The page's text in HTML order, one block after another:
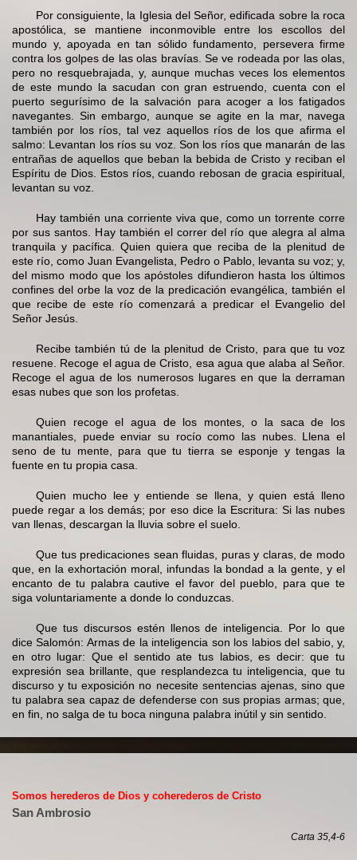
Por consiguiente, la Iglesia del Señor, edificada sobre la roca
apostólica, se mantiene inconmovible entre los escollos del
mundo y, apoyada en tan sólido fundamento, persevera firme
contra los golpes de las olas bravías. Se ve rodeada por las olas,
pero no resquebrajada, y, aunque muchas veces los elementos
de este mundo la sacudan con gran estruendo, cuenta con el
puerto segurísimo de la salvación para acoger a los fatigados
navegantes. Sin embargo, aunque se agite en la mar, navega
también por los ríos, tal vez aquellos ríos de los que afirma el
salmo: Levantan los ríos su voz. Son los ríos que manarán de las
entrañas de aquellos que beban la bebida de Cristo y reciban el
Espíritu de Dios. Estos ríos, cuando rebosan de gracia espiritual,
levantan su voz.
Hay también una corriente viva que, como un torrente corre
por sus santos. Hay también el correr del río que alegra al alma
tranquila y pacífica. Quien quiera que reciba de la plenitud de
este río, como Juan Evangelista, Pedro o Pablo, levanta su voz; y,
del mismo modo que los apóstoles difundieron hasta los últimos
confines del orbe la voz de la predicación evangélica, también el
que recibe de este río comenzará a predicar el Evangelio del
Señor Jesús.
Recibe también tú de la plenitud de Cristo, para que tu voz
resuene. Recoge el agua de Cristo, esa agua que alaba al Señor.
Recoge el agua de los numerosos lugares en que la derraman
esas nubes que son los profetas.
Quien recoge el agua de los montes, o la saca de los
manantiales, puede enviar su rocío como las nubes. Llena el
seno de tu mente, para que tu tierra se esponje y tengas la
fuente en tu propia casa.
Quien mucho lee y entiende se llena, y quien está lleno
puede regar a los demás; por eso dice la Escritura: Si las nubes
van llenas, descargan la lluvia sobre el suelo.
Que tus predicaciones sean fluidas, puras y claras, de modo
que, en la exhortación moral, infundas la bondad a la gente, y el
encanto de tu palabra cautive el favor del pueblo, para que te
siga voluntariamente a donde lo conduzcas.
Que tus discursos estén llenos de inteligencia. Por lo que
dice Salomón: Armas de la inteligencia son los labios del sabio, y,
en otro lugar: Que el sentido ate tus labios, es decir: que tu
expresión sea brillante, que resplandezca tu inteligencia, que tu
discurso y tu exposición no necesite sentencias ajenas, sino que
tu palabra sea capaz de defenderse con sus propias armas; que,
en fin, no salga de tu boca ninguna palabra inútil y sin sentido.
Somos herederos de Dios y coherederos de Cristo
San Ambrosio
Carta 35,4-6